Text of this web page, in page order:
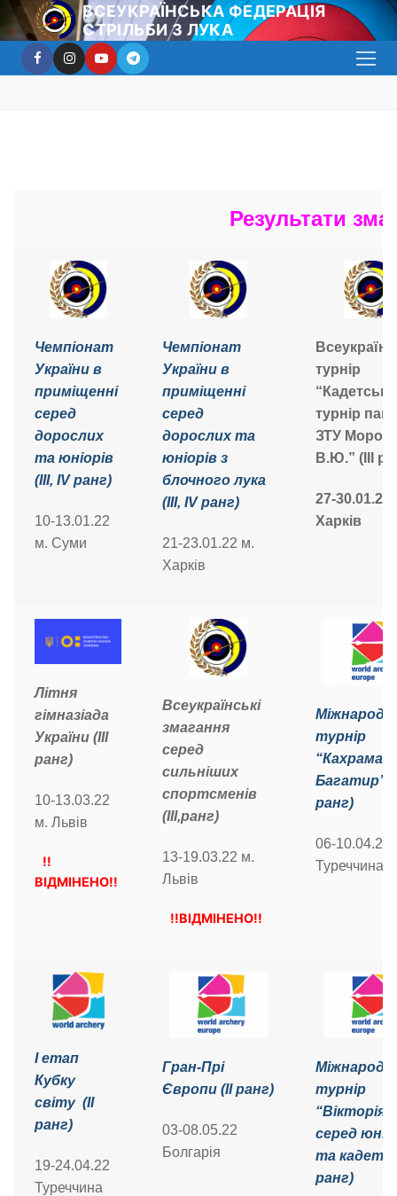
Перейти
до
вмісту
ВСЕУКРАЇНСЬКА ФЕДЕРАЦІЯ
СТРІЛЬБИ З ЛУКА
Результати
Чемпіонат
України в
приміщенні
серед
дорослих
та юніорів
(ІІІ, ІV ранг)
10-13.01.22
м. Суми
Чемпіонат
України в
приміщенні
серед
дорослих та
юніорів з
блочного лука
(ІІІ, ІV ранг)
21-23.01.22 м.
Харків
турнір
турнір
ЗТУ
В.Ю.” (III
27-30.01.22
Харків
Літня
гімназіада
України (ІІІ
ранг)
10-13.03.22
м. Львів
!!
ВІДМІНЕНО!!
Всеукраїнські
змагання
серед
сильніших
спортсменів
(ІІІ,ранг)
13-19.03.22 м.
Львів
!!ВІДМІНЕНО!!
турнір
“Кахраман
Багатир”
ранг)
06-10.04.22
Туреччина
І етап
Кубку
світу (ІІ
ранг)
19-24.04.22
Туреччина
Гран-Прі
Європи (ІІ ранг)
03-08.05.22
Болгарія
турнір
“Вікторія
серед
та кадетів
ранг)